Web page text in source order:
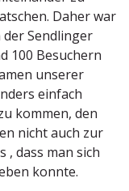
Daher war
der Sendlinger
100 Besuchern
unserer
einfach
kommen, den
nicht auch zur
, dass man sich
konnte.